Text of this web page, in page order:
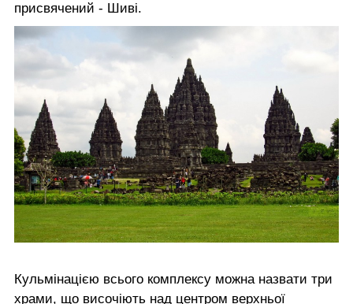
присвячений - Шиві.
Кульмінацією всього комплексу можна назвати три
храми, що височіють над центром верхньої